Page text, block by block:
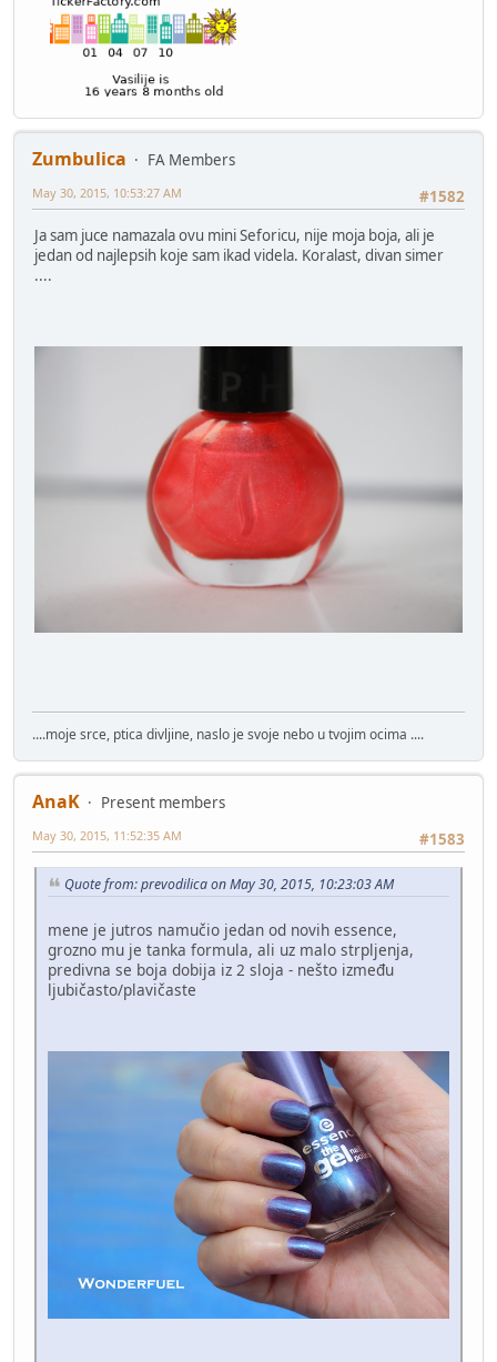
Zumbulica
FA Members
#1582
May 30, 2015, 10:53:27 AM
Ja sam juce namazala ovu mini Seforicu, nije moja boja, ali je
jedan od najlepsih koje sam ikad videla. Koralast, divan simer
....
....moje srce, ptica divljine, naslo je svoje nebo u tvojim ocima ....
AnaK
Present members
#1583
May 30, 2015, 11:52:35 AM
Quote from: prevodilica on May 30, 2015, 10:23:03 AM
mene je jutros namučio jedan od novih essence,
grozno mu je tanka formula, ali uz malo strpljenja,
predivna se boja dobija iz 2 sloja - nešto između
ljubičasto/plavičaste